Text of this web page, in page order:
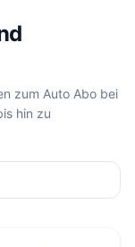
zum Auto Abo bei
hin zu